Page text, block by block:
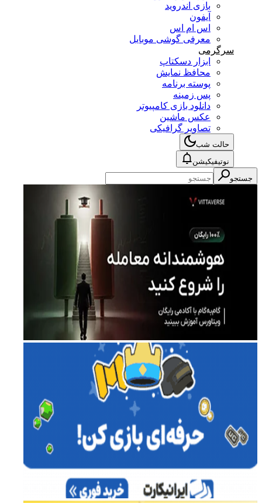
بازی اندروید
آیفون
اس ام اس
معرفی گوشی موبایل
سرگرمی
ابزار دسکتاپ
محافظ نمایش
پوسته برنامه
پس زمینه
دانلود بازی کامپیوتر
عکس ماشین
تصاویر گرافیکی
حالت شب
نوتیفیکیشن
جستجو